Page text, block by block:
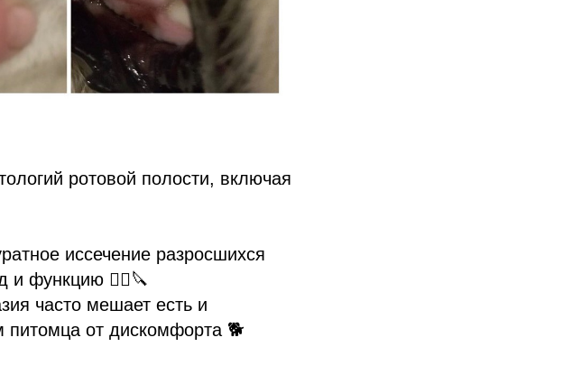
ротовой полости, включая
иссечение разросшихся
и функцию 👨‍⚕️🔪
часто мешает есть и
от дискомфорта 🐕